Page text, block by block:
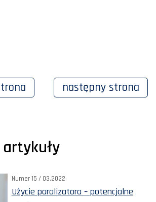
następny strona
Numer 15 / 03.2022
Użycie paralizatora – potencjalne